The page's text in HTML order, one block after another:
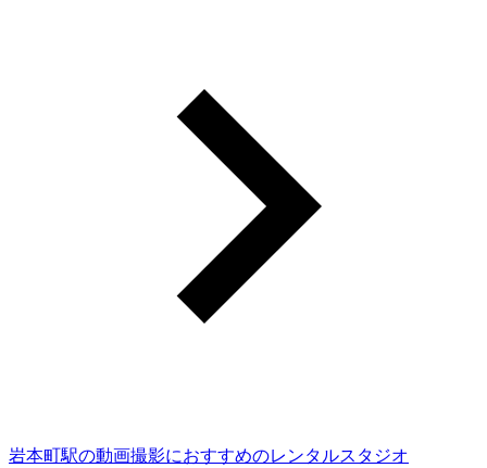
岩本町駅の動画撮影におすすめのレンタルスタジオ